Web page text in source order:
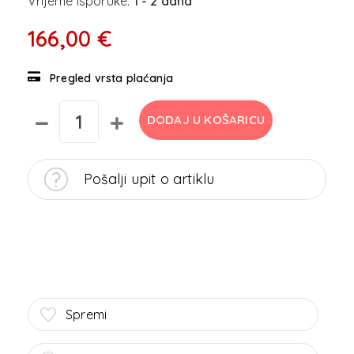
166,00 €
Pregled vrsta plaćanja
DODAJ U KOŠARICU
Pošalji upit o artiklu
Spremi